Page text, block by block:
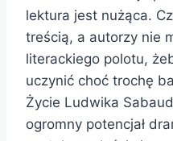
lektura jest nużąca.
treścią, a autorzy nie
literackiego polotu,
uczynić choć trochę
Życie Ludwika
ogromny potencjał